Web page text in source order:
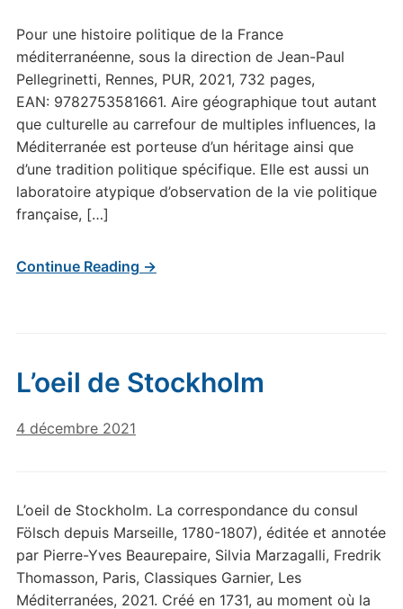
Pour une histoire politique de la France
méditerranéenne, sous la direction de Jean-Paul
Pellegrinetti, Rennes, PUR, 2021, 732 pages,
EAN: 9782753581661. Aire géographique tout autant
que culturelle au carrefour de multiples influences, la
Méditerranée est porteuse d’un héritage ainsi que
d’une tradition politique spécifique. Elle est aussi un
laboratoire atypique d’observation de la vie politique
française, […]
Continue Reading →
L’oeil de Stockholm
4 décembre 2021
L’oeil de Stockholm. La correspondance du consul
Fölsch depuis Marseille, 1780-1807), éditée et annotée
par Pierre-Yves Beaurepaire, Silvia Marzagalli, Fredrik
Thomasson, Paris, Classiques Garnier, Les
Méditerranées, 2021. Créé en 1731, au moment où la